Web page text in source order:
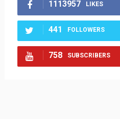
1113957 LIKES
441 FOLLOWERS
758 SUBSCRIBERS